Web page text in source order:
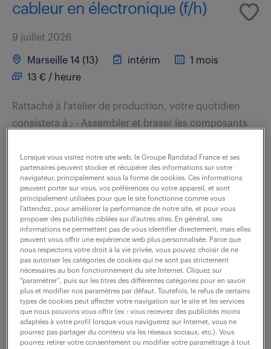
cableur en électronique (f/h)
9 juillet 2026
Marseille 14 (13) intérim
1 mois
13 € / heure
Rattaché à l'atelier de production, votre quotidien
consistera à : - Assembler et braser les composants
schémas. - Réaliser le câblage...
voir l'offre
cableur en électronique (f/h)
23 février 2026
La Ferte St Aubin (45)
intérim
2 mois
24 000 - 26 000 € / an
Lorsque vous visitez notre site web, le Groupe Randstad France et ses
partenaires peuvent stocker et récupérer des informations sur votre
navigateur, principalement sous la forme de cookies. Ces informations
peuvent porter sur vous, vos préférences ou votre appareil, et sont
principalement utilisées pour que le site fonctionne comme vous
l’attendez, pour améliorer la performance de notre site, et pour vous
proposer des publicités ciblées sur d’autres sites. En général, ces
informations ne permettent pas de vous identifier directement, mais elles
peuvent vous offrir une expérience web plus personnalisée. Parce que
nous respectons votre droit à la vie privée, vous pouvez choisir de ne
pas autoriser les catégories de cookies qui ne sont pas strictement
nécessaires au bon fonctionnement du site Internet. Cliquez sur
“paramétrer”, puis sur les titres des différentes catégories pour en savoir
plus et modifier nos paramètres par défaut. Toutefois, le refus de certains
types de cookies peut affecter votre navigation sur le site et les services
que nous pouvons vous offrir (ex : vous recevrez des publicités moins
adaptées à votre profil lorsque vous naviguerez sur Internet, vous ne
pourrez pas partager du contenu via les réseaux sociaux, etc.). Vous
pourrez retirer votre consentement ou modifier votre paramétrage à tout